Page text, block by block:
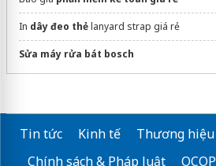
In dây đeo thẻlanyard strap giá rẻ
Sửa máy rửa bát bosch
Tin tức Kinh tế Thương hiệu
Chính sách & Pháp luật
OCOP